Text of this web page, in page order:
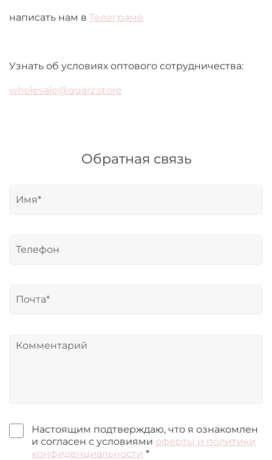
написать нам в Телеграме
Узнать об условиях оптового сотрудничества:
wholesale@quarz.store
Обратная связь
Настоящим подтверждаю, что я ознакомлен
и согласен с условиями оферты и политики
конфиденциальности *